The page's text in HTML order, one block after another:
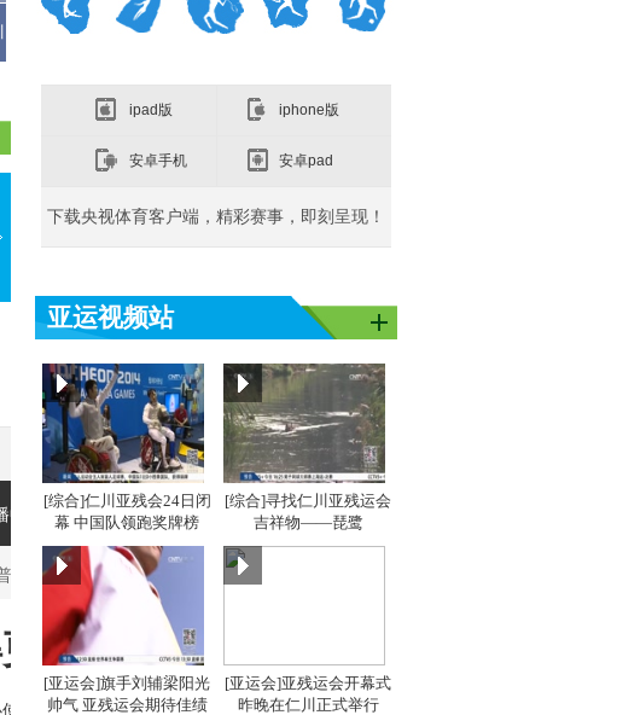
[同一个亚洲]亚运之
星：刘灏
[同一个亚洲]亚运之
星：吴敏霞
星：李雪芮
ipad版 iphone版
安卓手机 安卓pad
下载央视体育客户端，精彩赛事，即刻呈现！
亚运视频站
[综合]仁川亚残会24日闭
幕 中国队领跑奖牌榜
[综合]寻找仁川亚残运会
吉祥物——琵鹭
[亚运会]旗手刘辅梁阳光
帅气 亚残运会期待佳绩
[亚运会]亚残运会开幕式
昨晚在仁川正式举行